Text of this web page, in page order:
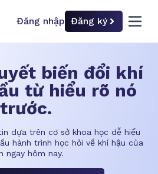
Đăng nhập Đăng ký open
biến đổi khí
từ hiểu rõ nó
trước.
dựa trên cơ sở khoa học dễ hiểu
hành trình học hỏi về khí hậu của
ngay hôm nay.